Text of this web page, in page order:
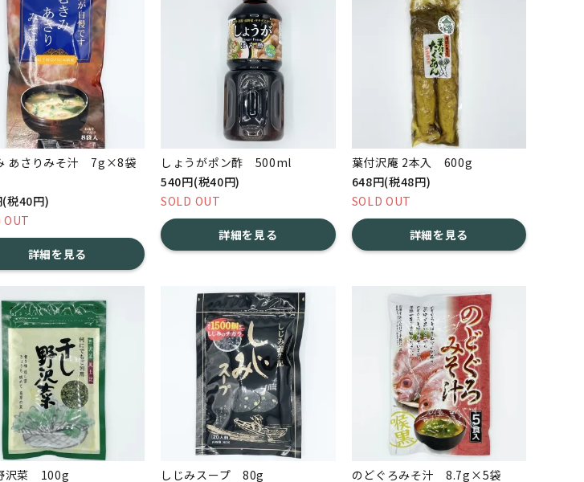
あさりみそ汁 7g×8袋
税40円)
OUT
詳細を見る
しょうがポン酢 500ml
540円(税40円)
SOLD OUT
詳細を見る
葉付沢庵 2本入 600g
648円(税48円)
SOLD OUT
詳細を見る
沢菜 100g しじみスープ 80g のどぐろみそ汁 8.7g×5袋